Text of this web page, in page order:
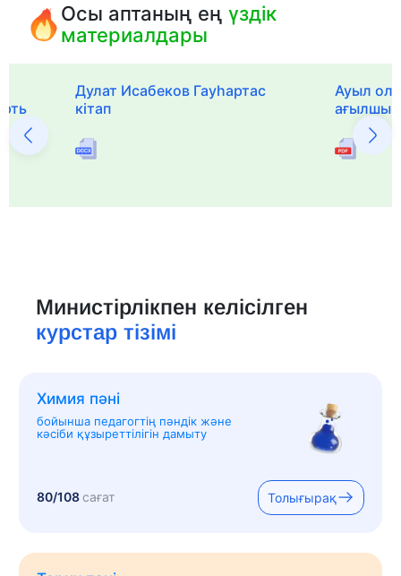
Осы аптаның еңүздік
материалдары
Дулат Исабеков Гауһартас
кітап
Ауыл
ағылшын
Министірлікпен келісілген
курстар тізімі
Химия пәні
бойынша педагогтің пәндік және
кәсіби құзыреттілігін дамыту
80/108сағат Толығырақ